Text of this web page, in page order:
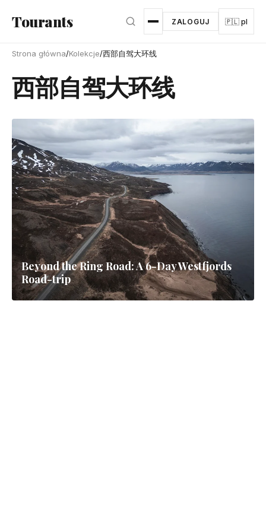
Tourants ZALOGUJ 🇵🇱 pl
Strona główna/Kolekcje/西部自驾大环线
西部自驾大环线
Beyond the Ring Road: A 6-Day Westfjords
Road-trip